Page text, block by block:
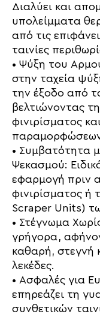
Διαλύει και
υπολείμματα
από τις
ταινίες
• Ψύξη του
στην ταχεία
την έξοδο από
βελτιώνοντας
φινιρίσματος
• Συμβατότητα
Ψεκασμού:
εφαρμογή πριν
φινιρίσματος
Scraper Units)
• Στέγνωμα
γρήγορα,
καθαρή, στεγνή
λεκέδες.
• Ασφαλές για
επηρεάζει τη
συνθετικών